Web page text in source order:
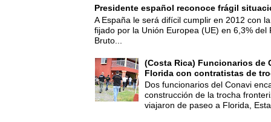
Presidente español reconoce frágil
A España le será difícil cumplir en 2012 con
fijado por la Unión Europea (UE) en 6,3% del
Bruto...
(Costa Rica) Funcionarios de
Florida con contratistas de
Dos funcionarios del Conavi
construcción de la trocha
viajaron de paseo a Florida,